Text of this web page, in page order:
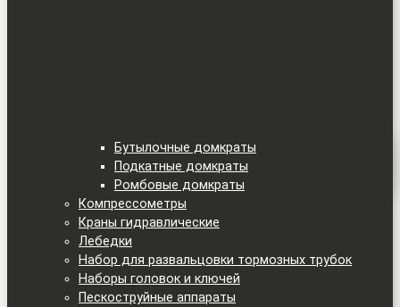
Бутылочные домкраты
Подкатные домкраты
Ромбовые домкраты
Компрессометры
Краны гидравлические
Лебедки
Набор для развальцовки тормозных трубок
Наборы головок и ключей
Пескоструйные аппараты